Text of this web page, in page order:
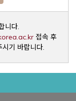
니다.
Opens a
접속 후
기 바랍니다.